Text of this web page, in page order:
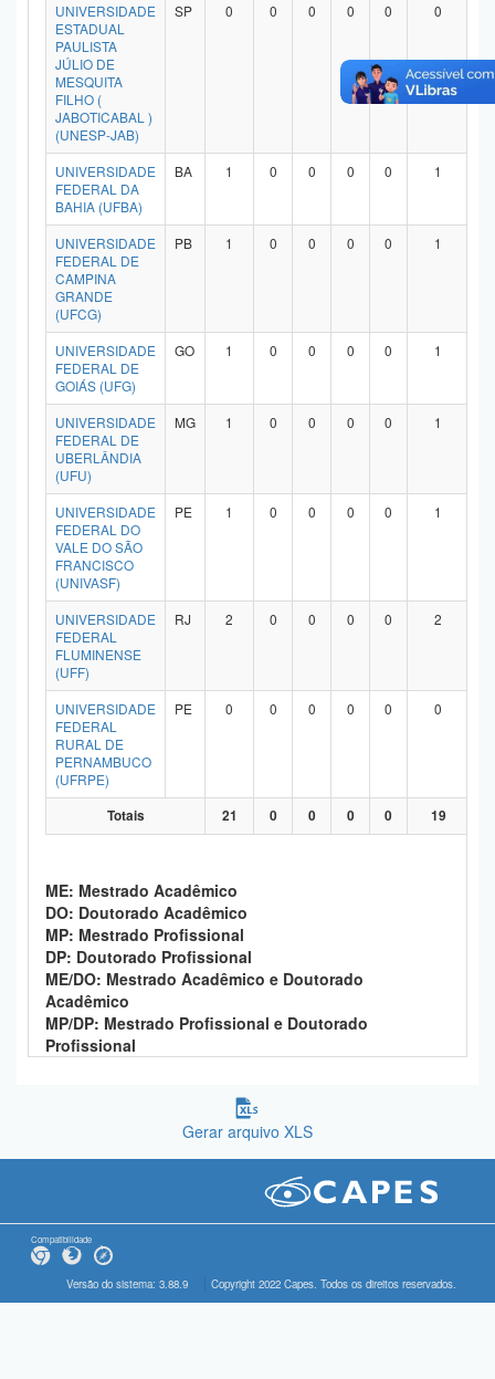
UNIVERSIDADE
ESTADUAL
PAULISTA
JÚLIO DE
MESQUITA
FILHO (
JABOTICABAL )
(UNESP-JAB)
SP 0 0 0 0 0 0
UNIVERSIDADE
FEDERAL DA
BAHIA (UFBA)
BA 1 0 0 0 0 1
UNIVERSIDADE
FEDERAL DE
CAMPINA
GRANDE
(UFCG)
PB 1 0 0 0 0 1
UNIVERSIDADE
FEDERAL DE
GOIÁS (UFG)
GO 1 0 0 0 0 1
UNIVERSIDADE
FEDERAL DE
UBERLÂNDIA
(UFU)
MG 1 0 0 0 0 1
UNIVERSIDADE
FEDERAL DO
VALE DO SÃO
FRANCISCO
(UNIVASF)
PE 1 0 0 0 0 1
UNIVERSIDADE
FEDERAL
FLUMINENSE
(UFF)
RJ 2 0 0 0 0 2
UNIVERSIDADE
FEDERAL
RURAL DE
PERNAMBUCO
(UFRPE)
PE 0 0 0 0 0 0
Totais 21 0 0 0 0 19
ME: Mestrado Acadêmico
DO: Doutorado Acadêmico
MP: Mestrado Profissional
DP: Doutorado Profissional
ME/DO: Mestrado Acadêmico e Doutorado
Acadêmico
MP/DP: Mestrado Profissional e Doutorado
Profissional
Gerar arquivo XLS
Compatibilidade
Versão do sistema: 3.88.9 Copyright 2022 Capes. Todos os direitos reservados.